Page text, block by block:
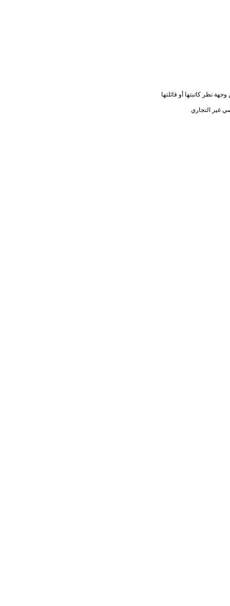
نظر كاتبتها أو قائلتها
غير التجاري